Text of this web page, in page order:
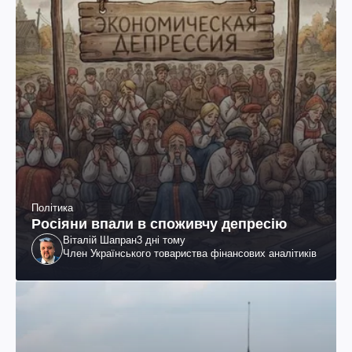
Політика
Росіяни впали в споживчу депресію
Віталій Шапран3 дні тому
Член Українського товариства фінансових аналітиків